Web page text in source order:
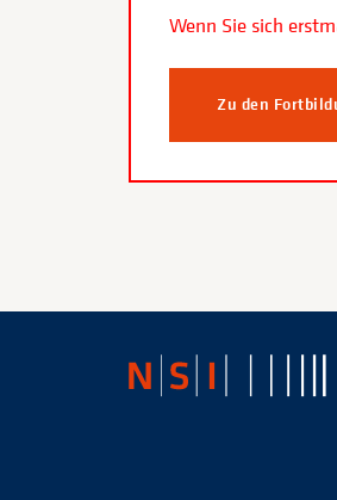
Wenn Sie sich
Zu den